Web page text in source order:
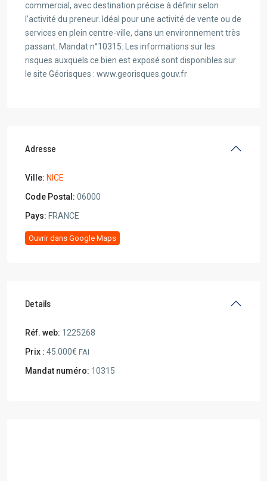
commercial, avec destination précise à définir selon
l’activité du preneur. Idéal pour une activité de vente ou de
services en plein centre-ville, dans un environnement très
passant. Mandat n°10315. Les informations sur les
risques auxquels ce bien est exposé sont disponibles sur
le site Géorisques : www.georisques.gouv.fr
Adresse
Ville: NICE
Code Postal: 06000
Pays: FRANCE
Ouvrir dans Google Maps
Details
Réf. web: 1225268
Prix : 45.000€ FAI
Mandat numéro: 10315